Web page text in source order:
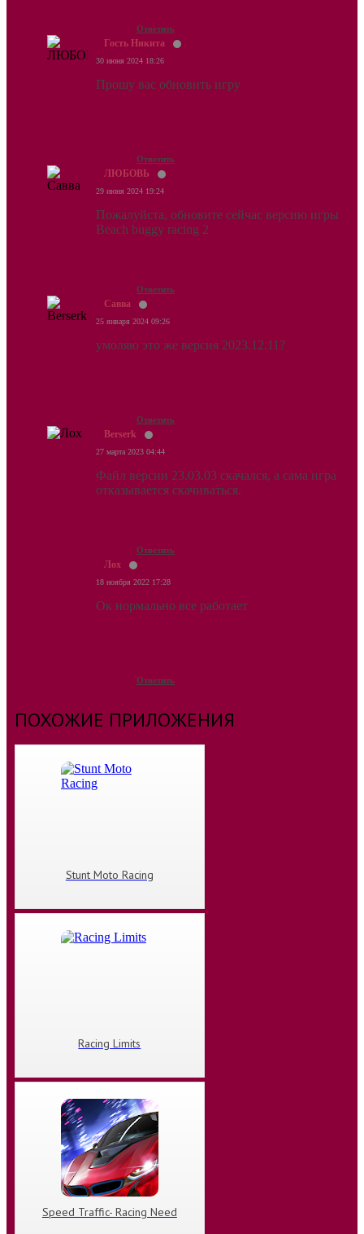
Ответить
Гость Никита
30 июня 2024 18:26
Прошу вас обновить игру
Ответить
ЛЮБОВЬ
29 июня 2024 19:24
Пожалуйста, обновите сейчас версию игры
Beach buggy racing 2
Ответить
Савва
25 января 2024 09:26
умоляю это же версия 2023.12.11?
Ответить
Веrserk
27 марта 2023 04:44
Файл версии 23.03.03 скачался, а сама игра
отказывается скачиваться.
Ответить
Лох
18 ноября 2022 17:28
Ок нормально все работает
Ответить
ПОХОЖИЕ ПРИЛОЖЕНИЯ
Stunt Moto Racing
Racing Limits
Speed Traffic- Racing Need